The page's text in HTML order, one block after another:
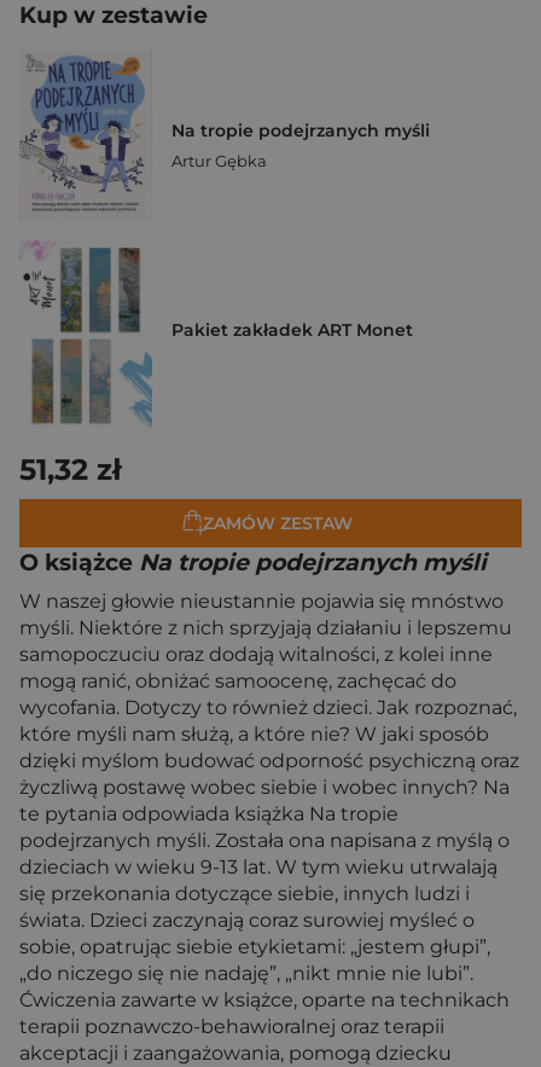
Kup w zestawie
Na tropie podejrzanych myśli
Artur Gębka
Pakiet zakładek ART Monet
51,32 zł
ZAMÓW ZESTAW
O książce Na tropie podejrzanych myśli
W naszej głowie nieustannie pojawia się mnóstwo
myśli. Niektóre z nich sprzyjają działaniu i lepszemu
samopoczuciu oraz dodają witalności, z kolei inne
mogą ranić, obniżać samoocenę, zachęcać do
wycofania. Dotyczy to również dzieci. Jak rozpoznać,
które myśli nam służą, a które nie? W jaki sposób
dzięki myślom budować odporność psychiczną oraz
życzliwą postawę wobec siebie i wobec innych? Na
te pytania odpowiada książka Na tropie
podejrzanych myśli. Została ona napisana z myślą o
dzieciach w wieku 9-13 lat. W tym wieku utrwalają
się przekonania dotyczące siebie, innych ludzi i
świata. Dzieci zaczynają coraz surowiej myśleć o
sobie, opatrując siebie etykietami: „jestem głupi”,
„do niczego się nie nadaję”, „nikt mnie nie lubi”.
Ćwiczenia zawarte w książce, oparte na technikach
terapii poznawczo-behawioralnej oraz terapii
akceptacji i zaangażowania, pomogą dziecku